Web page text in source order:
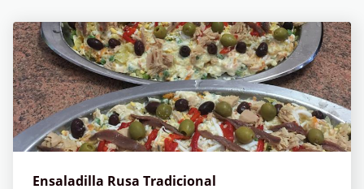
Ensaladilla Rusa Tradicional